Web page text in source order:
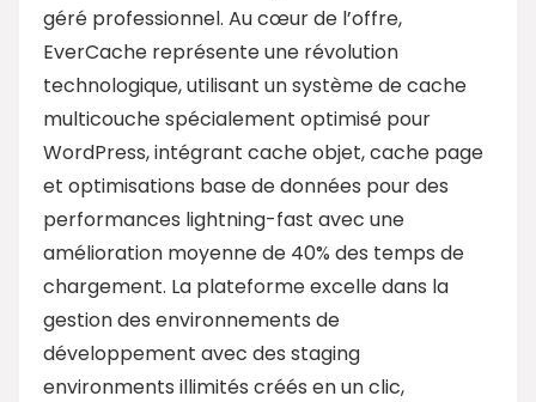
géré professionnel. Au cœur de l’offre,
EverCache représente une révolution
technologique, utilisant un système de cache
multicouche spécialement optimisé pour
WordPress, intégrant cache objet, cache page
et optimisations base de données pour des
performances lightning-fast avec une
amélioration moyenne de 40% des temps de
chargement. La plateforme excelle dans la
gestion des environnements de
développement avec des staging
environments illimités créés en un clic,